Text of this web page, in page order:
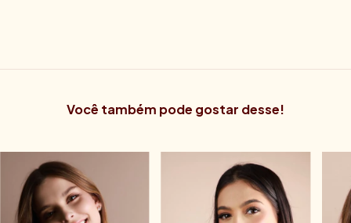
Você também pode gostar desse!